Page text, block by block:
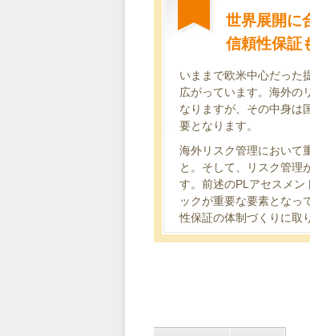
世界展開に
信頼性保証
いままで欧米中心だった
広がっています。海外の
なりますが、その中身は
要となります。
海外リスク管理において
と。そして、リスク管理
す。前述のPLアセスメン
ックが重要な要素となっ
性保証の体制づくりに取